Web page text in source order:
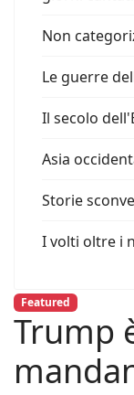
Non
Le guerre
Il secolo
Asia
Storie
I volti oltre i
Featured
Trump